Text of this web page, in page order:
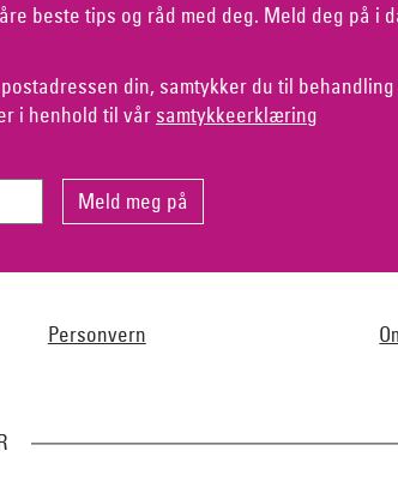
beste tips og råd med deg. Meld deg på i
din, samtykker du til
i henhold til vår samtykkeerklæring
Personvern